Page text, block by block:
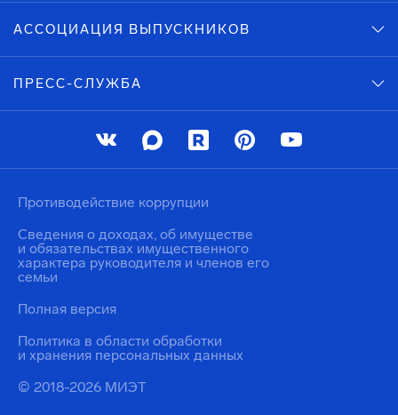
АССОЦИАЦИЯ ВЫПУСКНИКОВ
ПРЕСС-СЛУЖБА
© 2018-2026 МИЭТ
Политика в области обработки
и хранения персональных данных
Противодействие коррупции
Сведения о доходах, об имуществе
и обязательствах имущественного
характера руководителя и членов его
семьи
Полная версия